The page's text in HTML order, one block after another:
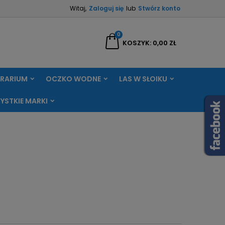
Witaj, Zaloguj się lub Stwórz konto
KOSZYK
0
0,00 ZŁ
OCZKO WODNE LAS W SŁOIKU
MARKI